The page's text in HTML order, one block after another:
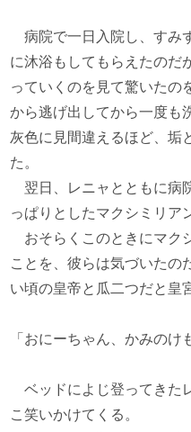
病院で一日入院し、すみ
に沐浴もしてもらえたのだ
っていくのを見て驚いたの
から逃げ出してから一度も
灰色に見間違えるほど、垢
た。
翌日、レニャとともに病
っぱりとしたマクシミリア
おそらくこのときにマク
ことを、彼らは気づいたの
い頃の皇帝と瓜二つだと皇
「おにーちゃん、かみのけ
ベッドによじ登ってきた
こ笑いかけてくる。